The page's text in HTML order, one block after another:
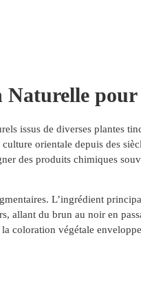
issus de diverses plantes
orientale depuis des
des produits chimiques
L’ingrédient
allant du brun au noir en
coloration végétale